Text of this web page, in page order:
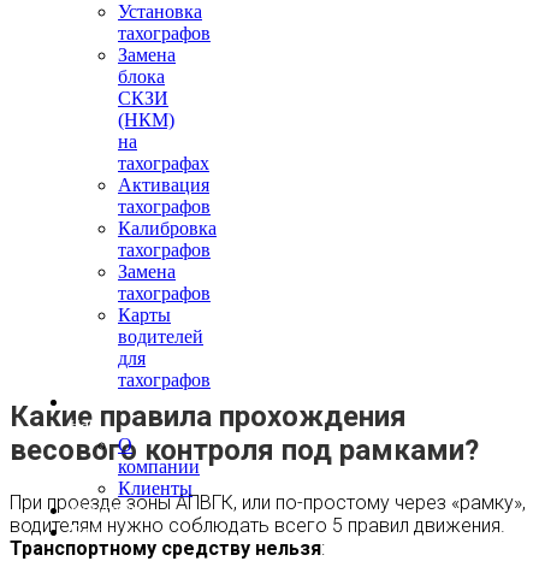
Установка
тахографов
Замена
блока
СКЗИ
(НКМ)
на
тахографах
Активация
тахографов
Калибровка
тахографов
Замена
тахографов
Карты
водителей
для
тахографов
нас
О
компании
Клиенты
Контакты
Блог
Какие правила прохождения
весового контроля под рамками?
При проезде зоны АПВГК, или по-простому через «рамку»,
водителям нужно соблюдать всего 5 правил движения.
Транспортному средству нельзя: